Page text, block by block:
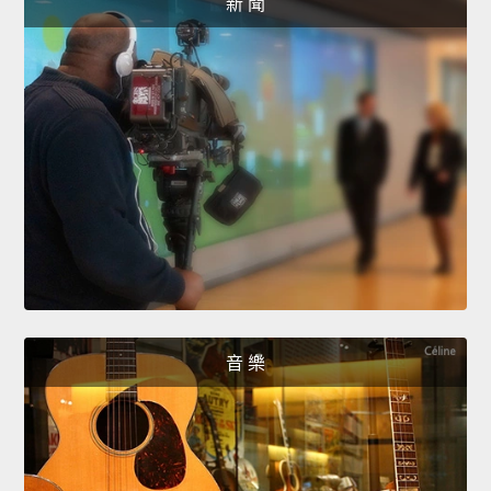
新 聞
音 樂